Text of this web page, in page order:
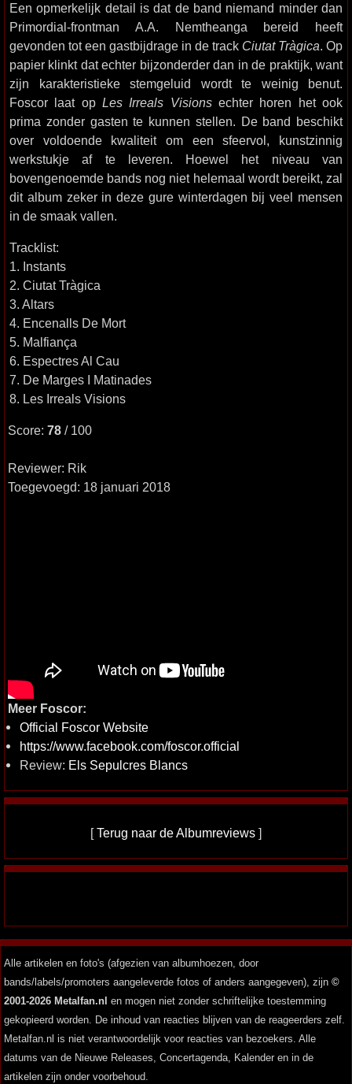
Een opmerkelijk detail is dat de band niemand minder dan
Primordial-frontman A.A. Nemtheanga bereid heeft
gevonden tot een gastbijdrage in de track Ciutat Tràgica. Op
papier klinkt dat echter bijzonderder dan in de praktijk, want
zijn karakteristieke stemgeluid wordt te weinig benut.
Foscor laat op Les Irreals Visionsechter horen het ook
prima zonder gasten te kunnen stellen. De band beschikt
over voldoende kwaliteit om een sfeervol, kunstzinnig
werkstukje af te leveren. Hoewel het niveau van
bovengenoemde bands nog niet helemaal wordt bereikt, zal
dit album zeker in deze gure winterdagen bij veel mensen
in de smaak vallen.
Tracklist:
1. Instants
2. Ciutat Tràgica
3. Altars
4. Encenalls De Mort
5. Malfiança
6. Espectres Al Cau
7. De Marges I Matinades
8. Les Irreals Visions
Score: 78 / 100
Reviewer: Rik
Toegevoegd: 18 januari 2018
Meer Foscor:
Official Foscor Website
https://www.facebook.com/foscor.official
Review: Els Sepulcres Blancs
[Terug naar de Albumreviews ]
Alle artikelen en foto's (afgezien van albumhoezen, door
bands/labels/promoters aangeleverde fotos of anders aangegeven), zijn ©
2001-2026 Metalfan.nl en mogen niet zonder schriftelijke toestemming
gekopieerd worden. De inhoud van reacties blijven van de reageerders zelf.
Metalfan.nl is niet verantwoordelijk voor reacties van bezoekers. Alle
datums van de Nieuwe Releases, Concertagenda, Kalender en in de
artikelen zijn onder voorbehoud.